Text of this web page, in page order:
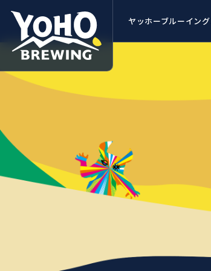
ヤッホーブルーイング